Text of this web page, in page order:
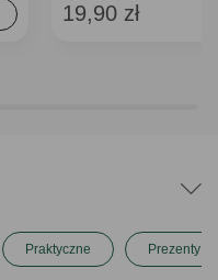
19,90 zł
Praktyczne Prezenty